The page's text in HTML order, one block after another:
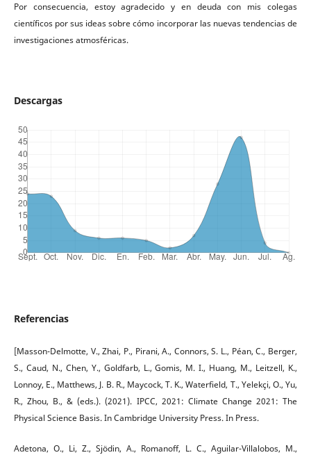
Por consecuencia, estoy agradecido y en deuda con mis colegas
científicos por sus ideas sobre cómo incorporar las nuevas tendencias de
investigaciones atmosféricas.
Descargas
Referencias
[Masson-Delmotte, V., Zhai, P., Pirani, A., Connors, S. L., Péan, C., Berger,
S., Caud, N., Chen, Y., Goldfarb, L., Gomis, M. I., Huang, M., Leitzell, K.,
Lonnoy, E., Matthews, J. B. R., Maycock, T. K., Waterfield, T., Yelekçi, O., Yu,
R., Zhou, B., & (eds.). (2021). IPCC, 2021: Climate Change 2021: The
Physical Science Basis. In Cambridge University Press. In Press.
Adetona, O., Li, Z., Sjödin, A., Romanoff, L. C., Aguilar-Villalobos, M.,